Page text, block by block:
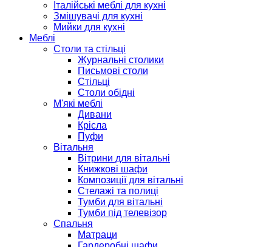
Італійські меблі для кухні
Змішувачі для кухні
Мийки для кухні
Меблі
Столи та стільці
Журнальні столики
Письмові столи
Стільці
Столи обідні
М'які меблі
Дивани
Крісла
Пуфи
Вітальня
Вітрини для вітальні
Книжкові шафи
Композиції для вітальні
Стелажі та полиці
Тумби для вітальні
Тумби під телевізор
Спальня
Матраци